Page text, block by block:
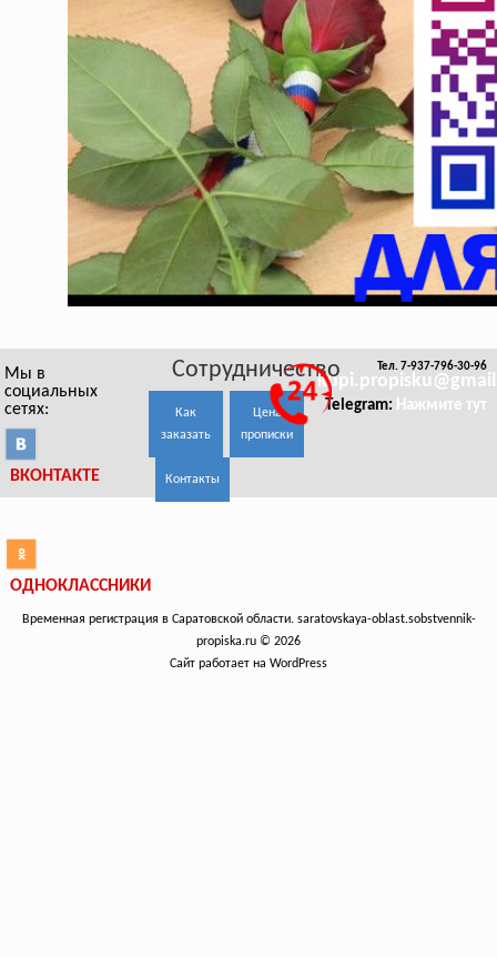
Мы в
социальных
сетях:
ВКОНТАКТЕ
ОДНОКЛАССНИКИ
Сотрудничество
Как
заказать
Цена
прописки
Контакты
Тел. 7-937-796-30-96
Telegram: Нажмите тут
Временная регистрация в Саратовской области. saratovskaya-oblast.sobstvennik-
propiska.ru © 2026
Сайт работает на WordPress